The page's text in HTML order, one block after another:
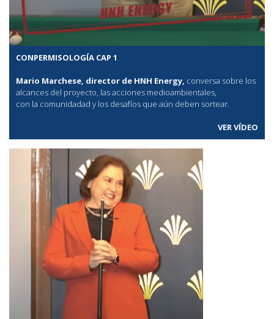
CONPERMISOLOGÍA CAP 1
Mario Marchese, director de HNH Energy, conversa sobre los
alcances del proyecto, las acciones medioambientales,
con la comunidadad y los desafíos que aún deben sortear.
VER VÍDEO